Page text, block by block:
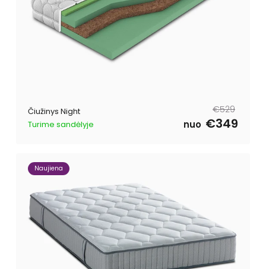
Čiužinys Night
Turime sandėlyje
Reguliari
kaina
€529
Išpardavimo
kaina
nuo €349
Naujiena